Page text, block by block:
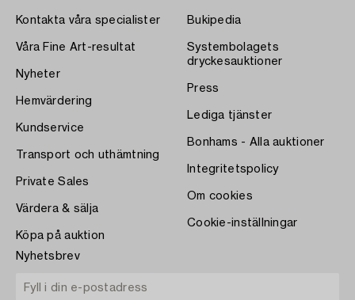
Kontakta våra specialister
Våra Fine Art-resultat
Nyheter
Hemvärdering
Kundservice
Transport och uthämtning
Private Sales
Värdera & sälja
Köpa på auktion
Bukipedia
Systembolagets
dryckesauktioner
Press
Lediga tjänster
Bonhams - Alla auktioner
Integritetspolicy
Om cookies
Cookie-inställningar
Nyhetsbrev